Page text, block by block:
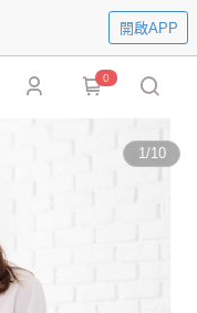
開啟APP
0
1/10